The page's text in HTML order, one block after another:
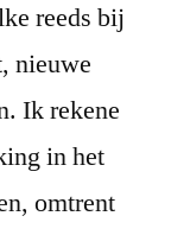
reeds bij
nieuwe
Ik rekene
in het
omtrent